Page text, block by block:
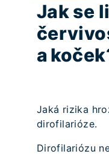
Jak se
a
Jaká rizika
dirofilarióze.
Dirofilariózu